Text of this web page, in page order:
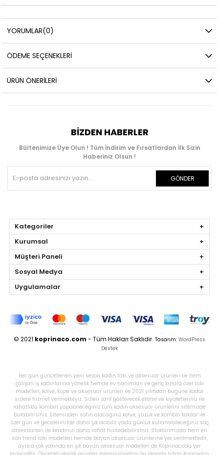
YORUMLAR(0)
ÖDEME SEÇENEKLERI
ÜRÜN ÖNERILERI
BIZDEN HABERLER
Bültenimize Üye Olun ! Tüm İndirim ve Fırsatlardan İlk Sizin
Haberiniz Olsun !
GÖNDER
Kategoriler
Kurumsal
Müşteri Paneli
Sosyal Medya
Uygulamalar
© 2021 koprinaco.com - Tüm Hakları Saklıdır. Tasarım: WordPress
Destek
Her gün güncellenen yeni sezon kadın takı ve aksesuar ürünleri ile hem
çalışan iş kadınlarına yönelik hemde ev hanımları ve genç kızlara özel takı
modelleri, kolye, küpe ve aksesuar ürünleri ile 2021 yılından bugüne kadar
sizlere hizmet vermekteyiz. Sizleri zarif gösterecek elbise ve kıyafetleriniz ile
rahatlıkla kombin yapabileceğiniz tüm kadın aksesuar ürünlerini sitemizde
bulabilirsiniz. Sitemizden satın alacağınız kolye, yüzük ve kombin takılar ile
özel gün ve gecelerinizde daha şık olabilir yada günlük kullanabileceğiniz saç
aksesuarları ile kendinizi daha rahat hissedebilirsiniz. Stoklarımızda hem en
son trend takı modelleri hemde bayan aksesuar ürünlerine yer verilmektedir,
ayrıca çok yakında en şık bayan aksesuar modelleri de Koprinaco'da yer